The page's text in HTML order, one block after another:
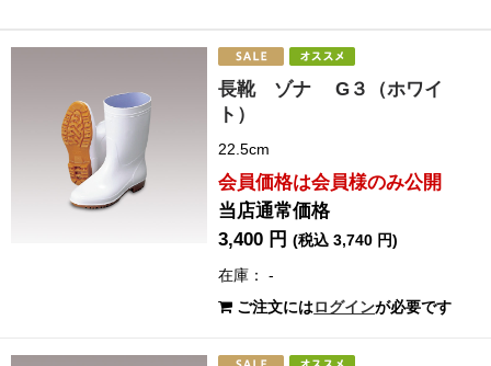
長靴 ゾナ G３（ホワイ
ト）
22.5cm
会員価格は会員様のみ公開
当店通常価格
3,400 円(税込 3,740 円)
在庫： -
ご注文にはログインが必要です